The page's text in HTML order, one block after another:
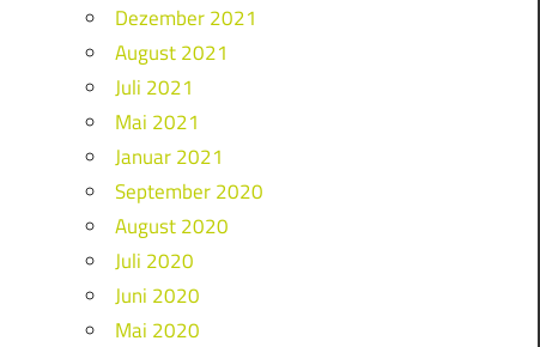
Dezember 2021
August 2021
Juli 2021
Mai 2021
Januar 2021
September 2020
August 2020
Juli 2020
Juni 2020
Mai 2020